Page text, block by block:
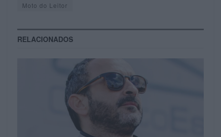
Moto do Leitor
RELACIONADOS